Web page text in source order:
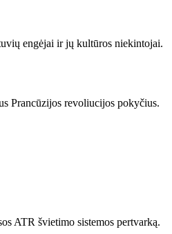
engėjai ir jų kultūros niekintojai.
Prancūzijos revoliucijos pokyčius.
ATR švietimo sistemos pertvarką.